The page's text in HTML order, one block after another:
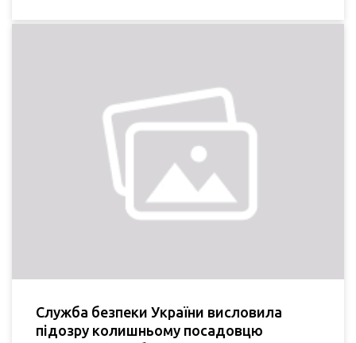
Служба безпеки України висловила
підозру колишньому посадовцю